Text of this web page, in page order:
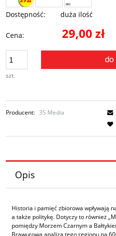
Dostępność: duża ilość
Cena: 29,00 zł
szt.
do
Producent: 3S Media
Opis
Historia i pamięć zbiorowa wpływają
a także politykę. Dotyczy to również
pomiędzy Morzem Czarnym a
Brawurowa analiza tego regionu na